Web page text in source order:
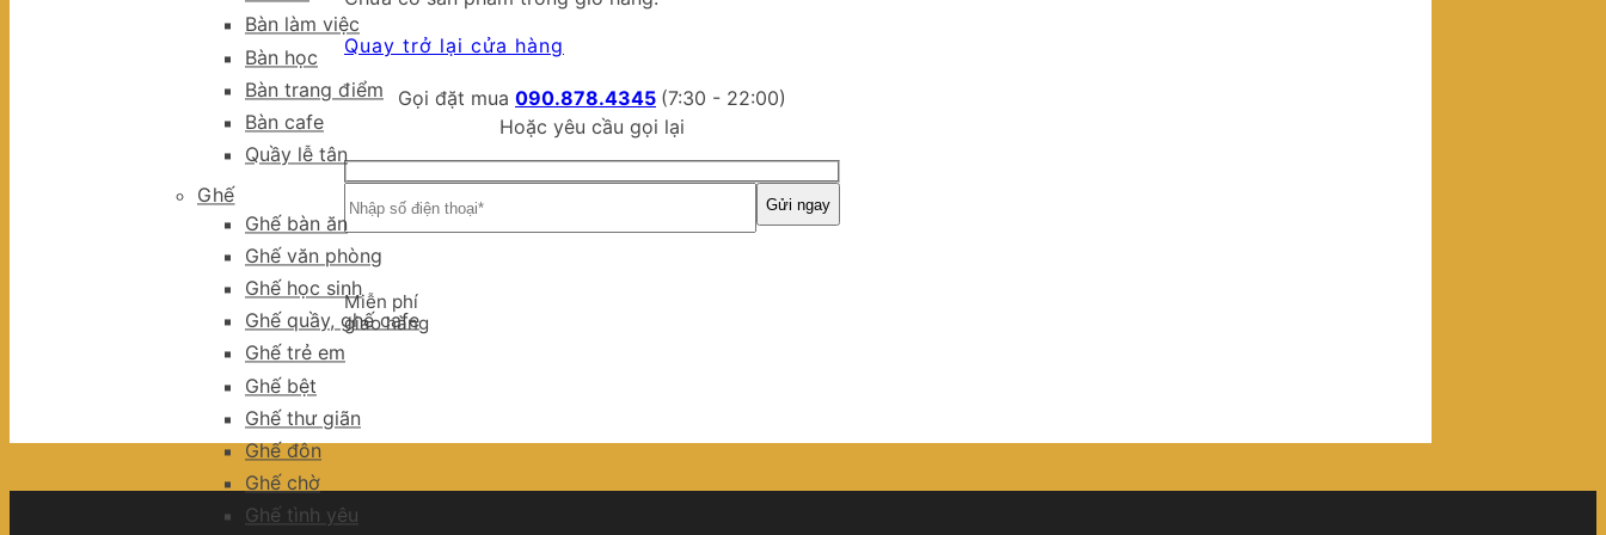
Bàn làm việc
Bàn học
Bàn trang điểm
Bàn cafe
Quầy lễ tân
Ghế
Ghế bàn ăn
Ghế văn phòng
Ghế học sinh
Ghế quầy, ghế cafe
Ghế trẻ em
Ghế bệt
Ghế thư giãn
Ghế đôn
Ghế chờ
Ghế tình yêu
Quay trở lại cửa hàng
Gọi đặt mua 090.878.4345 (7:30 - 22:00)
Hoặc yêu cầu gọi lại
Miễn phí
giao hàng